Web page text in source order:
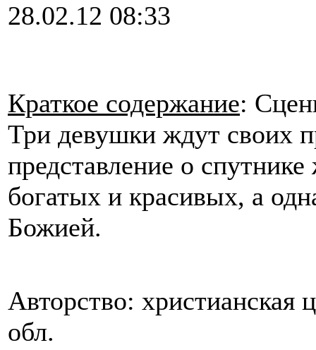
28.02.12 08:33
Краткое содержание:
Три девушки ждут своих
представление о
богатых и красивых, а
Божией.
Авторство: христианская
обл.